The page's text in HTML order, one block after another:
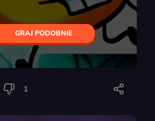
GRAJ PODOBNIE
1